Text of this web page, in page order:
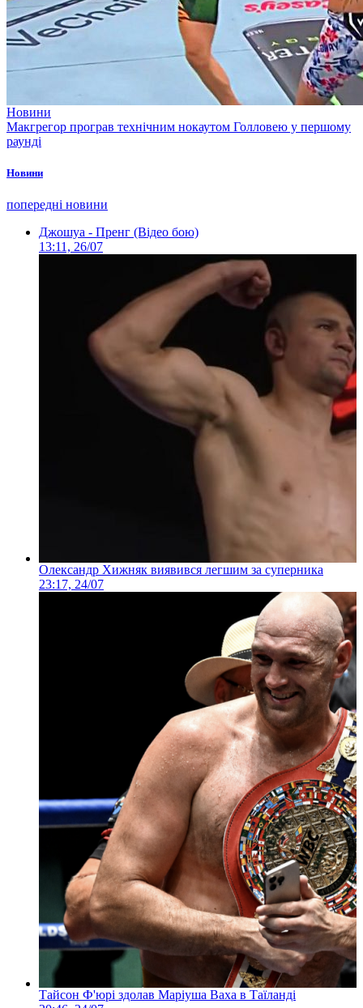
Новини
Макгрегор програв технічним нокаутом Голловею у першому
раунді
Новини
попередні новини
Джошуа - Пренг (Відео бою)
13:11, 26/07
Олександр Хижняк виявився легшим за суперника
23:17, 24/07
Тайсон Ф'юрі здолав Маріуша Ваха в Таїланді